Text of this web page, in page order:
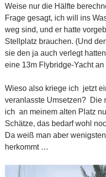
Weise nur die Hälfte
Frage gesagt, ich will ins
weg sind, und er hatte
Stellplatz brauchen. (Und
sie den ja auch verlegt
eine 13m Flybridge-Yacht
Wieso also kriege ich jetzt
veranlasste Umsetzen? Die
ich an meinem alten Platz
Schätze, das bedarf wohl
Da weiß man aber
herkommt …